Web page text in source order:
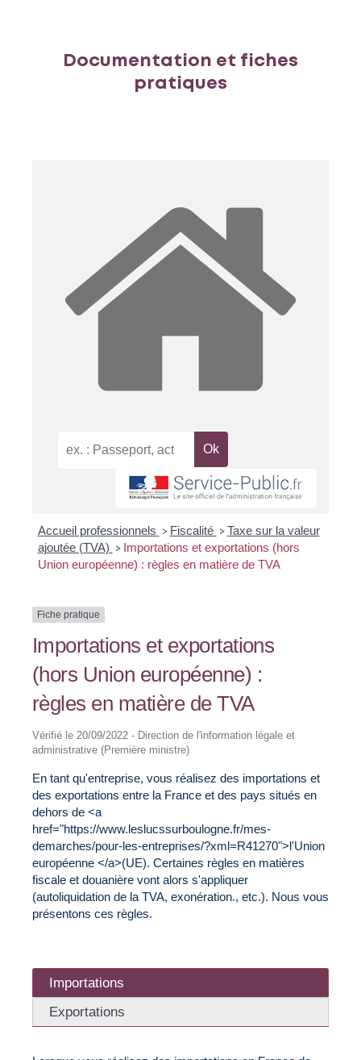
Documentation et fiches
pratiques
Accueil professionnels > Fiscalité > Taxe sur la valeur
ajoutée (TVA)
> Importations et exportations (hors
Union européenne) : règles en matière de TVA
Fiche pratique
Importations et exportations
(hors Union européenne) :
règles en matière de TVA
Vérifié le 20/09/2022 - Direction de l'information légale et
administrative (Première ministre)
En tant qu'entreprise, vous réalisez des importations et
des exportations entre la France et des pays situés en
dehors de <a
href="https://www.leslucssurboulogne.fr/mes-
demarches/pour-les-entreprises/?xml=R41270">l'Union
européenne </a>(UE). Certaines règles en matières
fiscale et douanière vont alors s'appliquer
(autoliquidation de la TVA, exonération., etc.). Nous vous
présentons ces règles.
Importations
Exportations